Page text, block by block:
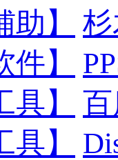
助】
件】
具】
具】